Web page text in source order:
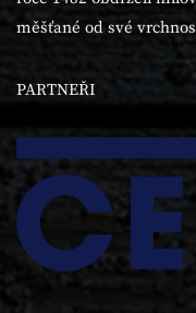
měšťané od své
PARTNEŘI